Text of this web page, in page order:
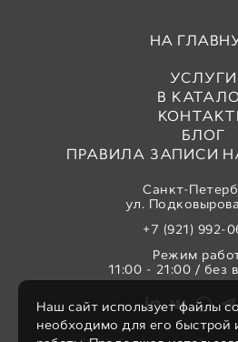
НА
УСЛУГИ
В
БЛОГ
ПРАВИЛА ЗАПИСИ
Санкт-
ул.
+7 (921) 992-
Режим
11:00 - 21:00 / без
Наш сайт использует файлы
необходимо для его быстрой